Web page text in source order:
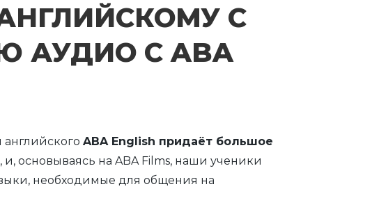
С
АУДИО С ABA
английскогоABA English придаёт большое
, и, основываясь на ABA Films, наши ученики
необходимые для общения на